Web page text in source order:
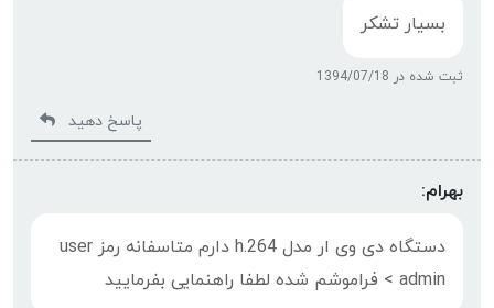
بسیار تشکر
ثبت شده در 1394/07/18
پاسخ دهید
بهرام:
دستگاه دی وی ار مدل h.264 دارم متاسفانه رمز user
< admin فراموشم شده لطفا راهنمایی بفرمایید